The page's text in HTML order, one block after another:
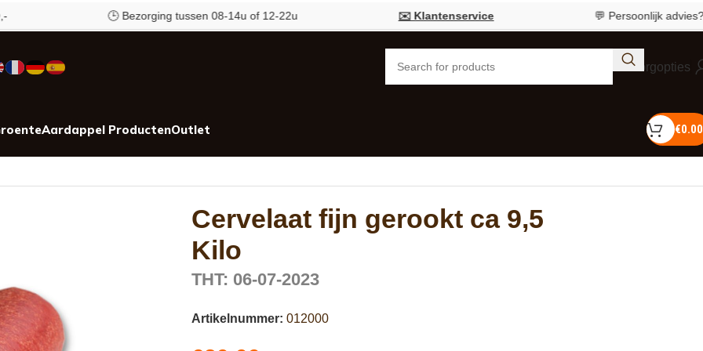
🕒 Bezorging tussen 08-14u of 12-22u ✉️ Klantenservice 💬 Persoonlijk advies?Bel
Bezorgopties
Aardappel ProductenOutlet €0.00
Cervelaat fijn gerookt ca 9,5
Kilo
THT: 06-07-2023
Artikelnummer: 012000